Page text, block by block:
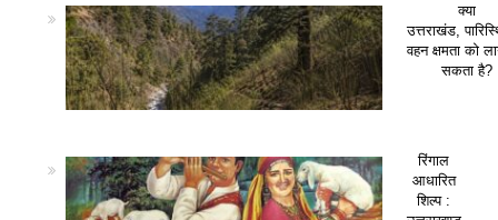
क्या
उत्तराखंड,
वहन क्षमता को
सकता है?
रिंगाल
आधारित
शिल्प :